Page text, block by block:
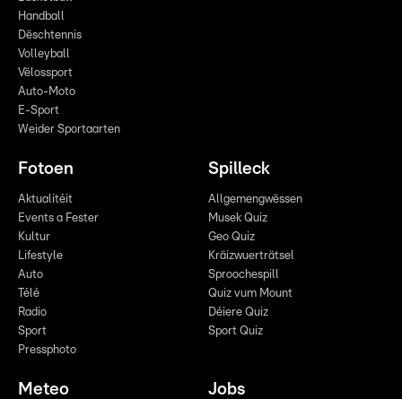
Handball
Dëschtennis
Volleyball
Vëlossport
Auto-Moto
E-Sport
Weider Sportaarten
Fotoen
Aktualitéit
Events a Fester
Kultur
Lifestyle
Auto
Télé
Radio
Sport
Pressphoto
Spilleck
Allgemengwëssen
Musek Quiz
Geo Quiz
Kräizwuerträtsel
Sproochespill
Quiz vum Mount
Déiere Quiz
Sport Quiz
Meteo Jobs